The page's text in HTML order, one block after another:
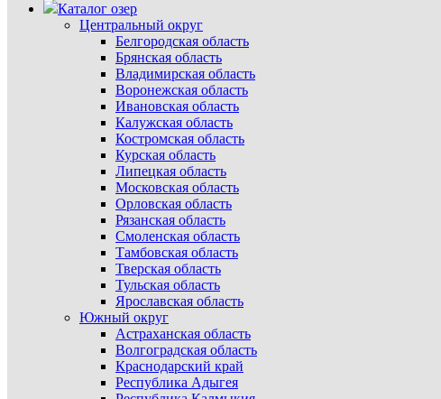
Каталог озер
Центральный округ
Белгородская область
Брянская область
Владимирская область
Воронежская область
Ивановская область
Калужская область
Костромская область
Курская область
Липецкая область
Московская область
Орловская область
Рязанская область
Смоленская область
Тамбовская область
Тверская область
Тульская область
Ярославская область
Южный округ
Астраханская область
Волгоградская область
Краснодарский край
Республика Адыгея